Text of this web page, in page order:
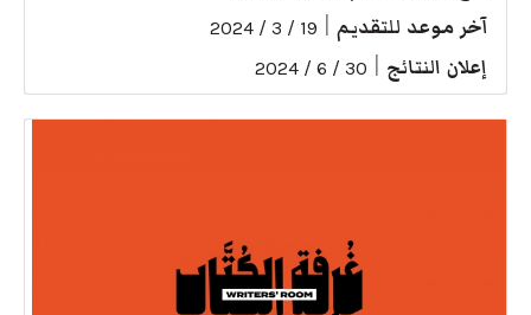
آخر موعد للتقديم 19 / 3 / 2024
إعلان النتائج 30 / 6 / 2024